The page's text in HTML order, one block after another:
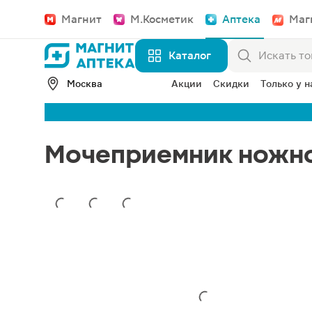
Магнит М.Косметик Аптека
Каталог
Москва Акции Скидки Только у
Мочеприемник